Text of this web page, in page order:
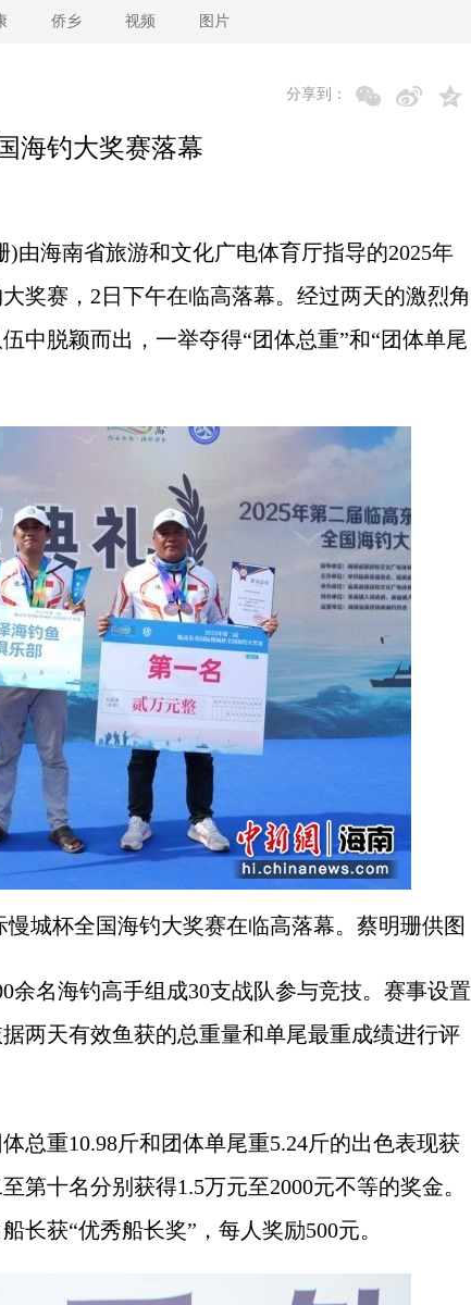
侨乡 视频 图片
分享到：
海钓大奖赛落幕
海南省旅游和文化广电体育厅指导的2025年
奖赛，2日下午在临高落幕。经过两天的激烈角
中脱颖而出，一举夺得“团体总重”和“团体单尾
城杯全国海钓大奖赛在临高落幕。蔡明珊供图
名海钓高手组成30支战队参与竞技。赛事设置
两天有效鱼获的总重量和单尾最重成绩进行评
重10.98斤和团体单尾重5.24斤的出色表现获
第十名分别获得1.5万元至2000元不等的奖金。
长获“优秀船长奖”，每人奖励500元。